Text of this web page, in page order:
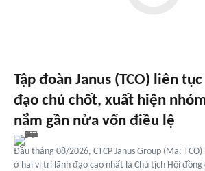
Tập đoàn Janus (TCO) liên
đạo chủ chốt, xuất hiện
nắm gần nửa vốn điều lệ
Đầu tháng 08/2026, CTCP Janus Group (Mã:
ở hai vị trí lãnh đạo cao nhất là Chủ tịch Hội đồng